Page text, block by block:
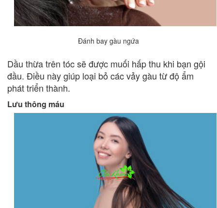
Đánh bay gàu ngứa
Dầu thừa trên tóc sẽ được muối hấp thu khi bạn gội
đầu. Điều này giúp loại bỏ các vảy gàu từ độ ẩm
phát triển thành.
Lưu thông máu